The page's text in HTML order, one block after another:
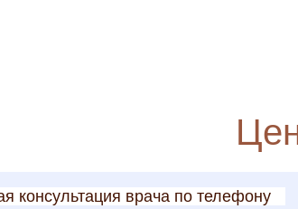
консультация врача по телефону